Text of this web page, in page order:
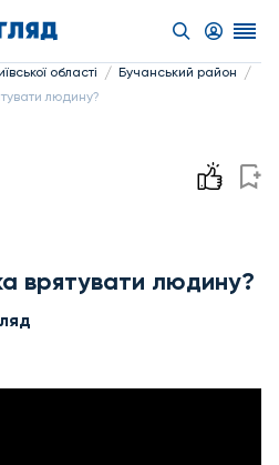
області / Бучанський район /
людину?
врятувати людину?